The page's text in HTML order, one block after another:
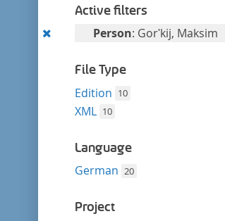
Active filters
Remove
filter
Person: Gorʹkij, Maksim
File Type
Edition 10
XML 10
Language
German 20
Project